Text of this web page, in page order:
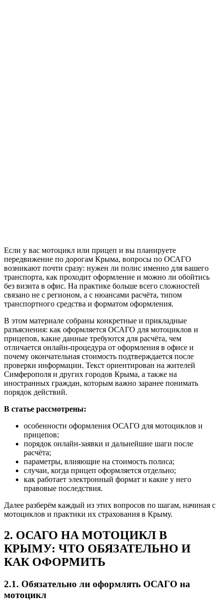
Если у вас мотоцикл или прицеп и вы планируете
передвижение по дорогам Крыма, вопросы по ОСАГО
возникают почти сразу: нужен ли полис именно для вашего
транспорта, как проходит оформление и можно ли обойтись
без визита в офис. На практике больше всего сложностей
связано не с регионом, а с нюансами расчёта, типом
транспортного средства и форматом оформления.
В этом материале собраны конкретные и прикладные
разъяснения: как оформляется ОСАГО для мотоциклов и
прицепов, какие данные требуются для расчёта, чем
отличается онлайн‑процедура от оформления в офисе и
почему окончательная стоимость подтверждается после
проверки информации. Текст ориентирован на жителей
Симферополя и других городов Крыма, а также на
иностранных граждан, которым важно заранее понимать
порядок действий.
В статье рассмотрены:
особенности оформления ОСАГО для мотоциклов и
прицепов;
порядок онлайн‑заявки и дальнейшие шаги после
расчёта;
параметры, влияющие на стоимость полиса;
случаи, когда прицеп оформляется отдельно;
как работает электронный формат и какие у него
правовые последствия.
Далее разберём каждый из этих вопросов по шагам, начиная с
мотоциклов и практики их страхования в Крыму.
2. ОСАГО НА МОТОЦИКЛ В
КРЫМУ: ЧТО ОБЯЗАТЕЛЬНО И
КАК ОФОРМИТЬ
2.1. Обязательно ли оформлять ОСАГО на
мотоцикл